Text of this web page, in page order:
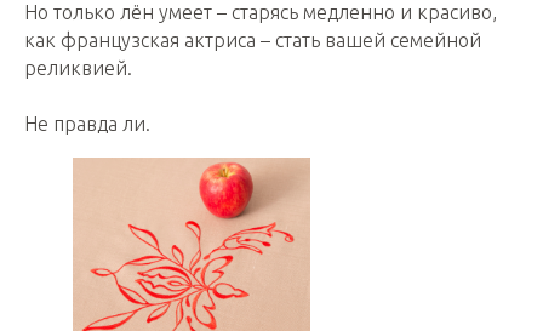
Но только лён умеет – старясь медленно и красиво,
как французская актриса – стать вашей семейной
реликвией.
Не правда ли.